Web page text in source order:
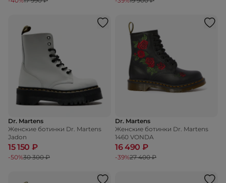
Dr. Martens
Женские ботинки Dr. Martens
Jadon
15 150 ₽
-50%30 300 ₽
Dr. Martens
Женские ботинки Dr. Martens
1460 VONDA
16 490 ₽
-39%27 400 ₽